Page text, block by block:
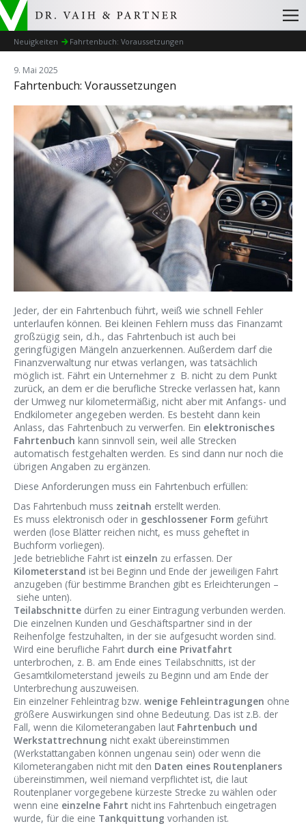
Neuigkeiten Fahrtenbuch: Voraussetzungen
9. Mai 2025
Fahrtenbuch: Voraussetzungen
Jeder, der ein Fahrtenbuch führt, weiß wie schnell Fehler
unterlaufen können. Bei kleinen Fehlern muss das Finanzamt
großzügig sein, d.h., das Fahrtenbuch ist auch bei
geringfügigen Mängeln anzuerkennen. Außerdem darf die
Finanzverwaltung nur etwas verlangen, was tatsächlich
möglich ist. Fährt ein Unternehmer z B. nicht zu dem Punkt
zurück, an dem er die berufliche Strecke verlassen hat, kann
der Umweg nur kilometermäßig, nicht aber mit Anfangs- und
Endkilometer angegeben werden. Es besteht dann kein
Anlass, das Fahrtenbuch zu verwerfen. Ein elektronisches
Fahrtenbuch kann sinnvoll sein, weil alle Strecken
automatisch festgehalten werden. Es sind dann nur noch die
übrigen Angaben zu ergänzen.
Diese Anforderungen muss ein Fahrtenbuch erfüllen:
Das Fahrtenbuch muss zeitnah erstellt werden.
Es muss elektronisch oder in geschlossener Form geführt
werden (lose Blätter reichen nicht, es muss geheftet in
Buchform vorliegen).
Jede betriebliche Fahrt ist einzeln zu erfassen. Der
Kilometerstand ist bei Beginn und Ende der jeweiligen Fahrt
anzugeben (für bestimme Branchen gibt es Erleichterungen –
siehe unten).
Teilabschnitte dürfen zu einer Eintragung verbunden werden.
Die einzelnen Kunden und Geschäftspartner sind in der
Reihenfolge festzuhalten, in der sie aufgesucht worden sind.
Wird eine berufliche Fahrt durch eine Privatfahrt
unterbrochen, z. B. am Ende eines Teilabschnitts, ist der
Gesamtkilometerstand jeweils zu Beginn und am Ende der
Unterbrechung auszuweisen.
Ein einzelner Fehleintrag bzw. wenige Fehleintragungen ohne
größere Auswirkungen sind ohne Bedeutung. Das ist z.B. der
Fall, wenn die Kilometerangaben laut Fahrtenbuch und
Werkstattrechnung nicht exakt übereinstimmen
(Werkstattangaben können ungenau sein) oder wenn die
Kilometerangaben nicht mit den Daten eines Routenplaners
übereinstimmen, weil niemand verpflichtet ist, die laut
Routenplaner vorgegebene kürzeste Strecke zu wählen oder
wenn eine einzelne Fahrt nicht ins Fahrtenbuch eingetragen
wurde, für die eine Tankquittung vorhanden ist.